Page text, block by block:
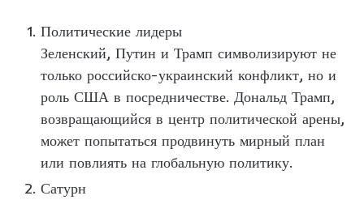
Политические лидеры
Зеленский, Путин и Трамп символизируют не
только российско-украинский конфликт, но и
роль США в посредничестве. Дональд Трамп,
возвращающийся в центр политической арены,
может попытаться продвинуть мирный план
или повлиять на глобальную политику.
Сатурн